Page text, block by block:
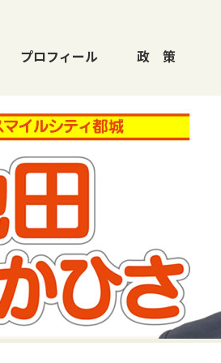
プロフィール 政 策